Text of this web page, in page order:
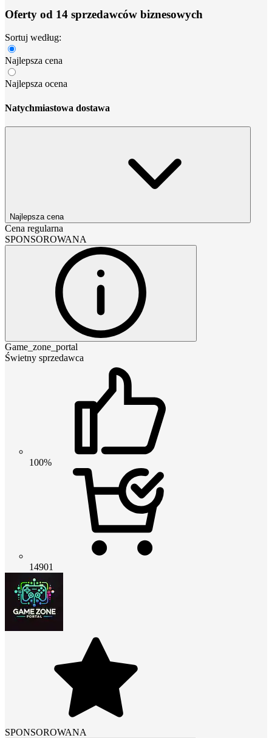
Oferty od 14 sprzedawców biznesowych
Sortuj według:
Najlepsza cena
Najlepsza ocena
Natychmiastowa dostawa
Najlepsza cena
Cena regularna
SPONSOROWANA
Game_zone_portal
Świetny sprzedawca
100%
14901
SPONSOROWANA